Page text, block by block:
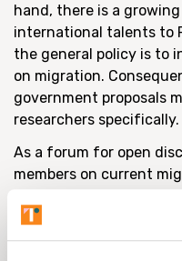
hand, there is a
international talents to
the general policy is to
on migration.
government proposals
researchers specifically.
As a forum for open
members on current
programme will include: